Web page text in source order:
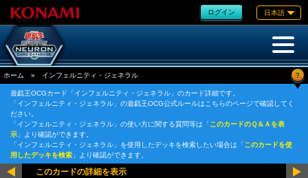
ログイン 日本語
ホーム » インフェルニティ・ジェネラル ?
遊戯王OCGカード「インフェルニティ・ジェネラル」のカード詳細です。
「インフェルニティ・ジェネラル」の遊戯王OCG公式ルールはこちらのページで確認してく
ださい。
「インフェルニティ・ジェネラル」の使い方に関する質問等は「このカードのＱ＆Ａを表
示 」より確認ができます。
「インフェルニティ・ジェネラル」を使用したデッキを検索したい場合は「このカードを使
用したデッキを検索 」より確認ができます。